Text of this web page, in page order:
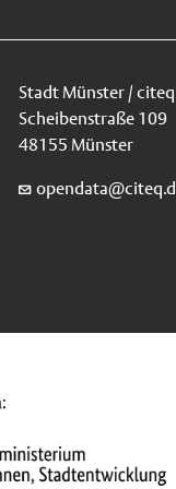
Stadt Münster / citeq
Scheibenstraße 109
48155 Münster